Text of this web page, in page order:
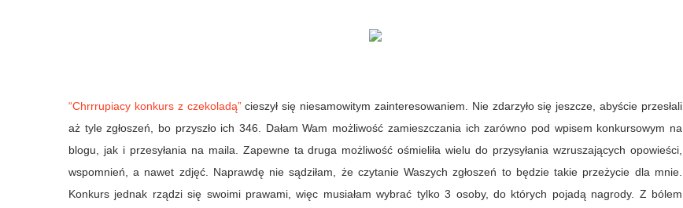
“Chrrrupiacy konkurs z czekoladą”cieszył się niesamowitym zainteresowaniem. Nie zdarzyło się jeszcze, abyście przesłali
aż tyle zgłoszeń, bo przyszło ich 346. Dałam Wam możliwość zamieszczania ich zarówno pod wpisem konkursowym na
blogu, jak i przesyłania na maila. Zapewne ta druga możliwość ośmieliła wielu do przysyłania wzruszających opowieści,
wspomnień, a nawet zdjęć. Naprawdę nie sądziłam, że czytanie Waszych zgłoszeń to będzie takie przeżycie dla mnie.
Konkurs jednak rządzi się swoimi prawami, więc musiałam wybrać tylko 3 osoby, do których pojadą nagrody. Z bólem